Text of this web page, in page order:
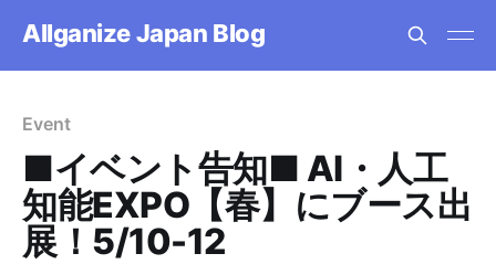
Allganize Japan Blog
Event
■イベント告知■ AI・人工
知能EXPO【春】にブース出
展！5/10-12